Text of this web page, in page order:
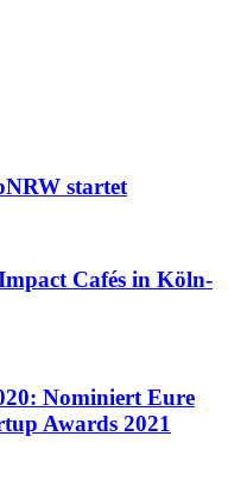
startet
Cafés in Köln-
Nominiert Eure
Awards 2021